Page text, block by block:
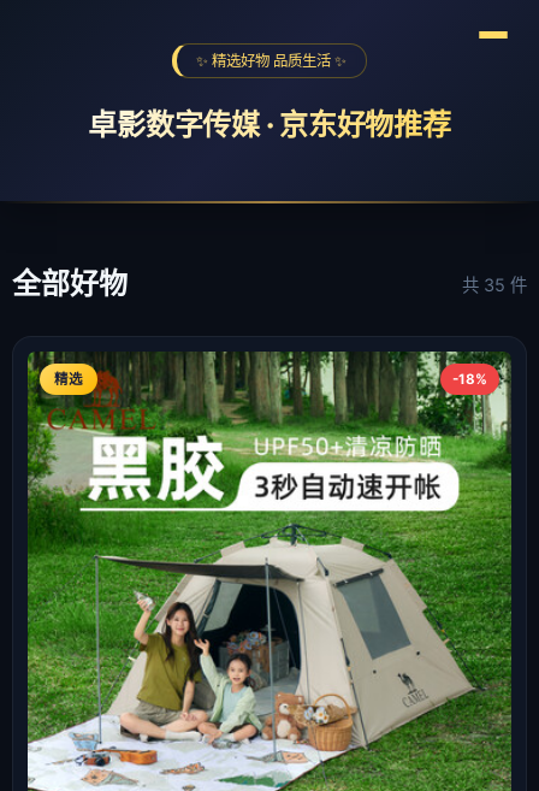
✨ 精选好物 品质生活 ✨
卓影数字传媒 · 京东好物推荐
全部好物 共 35 件
-18%
精选